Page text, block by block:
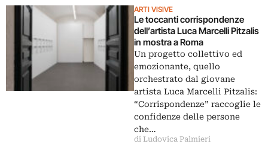
ARTI VISIVE
Le toccanti corrispondenze
dell’artista Luca Marcelli Pitzalis
in mostra a Roma
Un progetto collettivo ed
emozionante, quello
orchestrato dal giovane
artista Luca Marcelli Pitzalis:
“Corrispondenze” raccoglie le
confidenze delle persone
che…
di Ludovica Palmieri